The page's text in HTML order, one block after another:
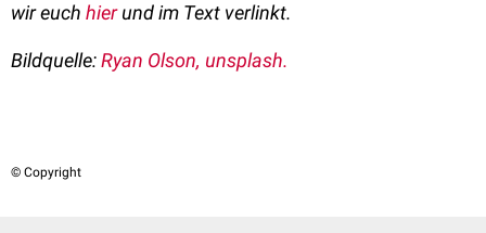
wir euch hierund im Text verlinkt.
Bildquelle:Ryan Olson, unsplash.
© Copyright